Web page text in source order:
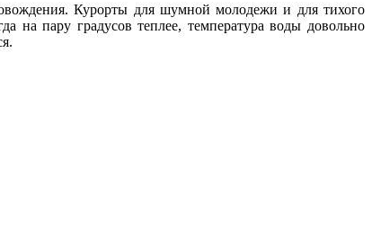
Курорты для шумной молодежи и для тихого
на пару градусов теплее, температура воды довольно